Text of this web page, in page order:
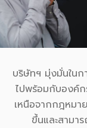
บริษัทฯ มุ่งมั่นในก
ไปพร้อมกับองค์
เหนือจากกฎหม
ขึ้นและสามา